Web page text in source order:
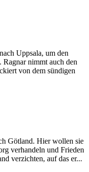
Uppsala, um den
nimmt auch den
von dem sündigen
Götland. Hier wollen sie
verhandeln und Frieden
verzichten, auf das er...